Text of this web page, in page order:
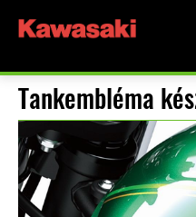
Tankembléma